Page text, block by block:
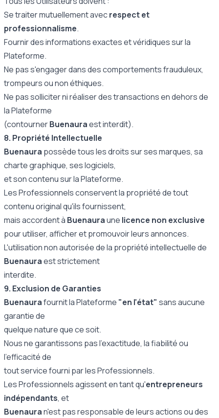
Se traiter mutuellement avecrespect et
professionnalisme.
Fournir des informations exactes et véridiques sur la
Plateforme.
Ne pas s'engager dans des comportements frauduleux,
trompeurs ou non éthiques.
Ne pas solliciter ni réaliser des transactions en dehors de
la Plateforme
(contournerBuenauraest interdit).
8. Propriété Intellectuelle
Buenaura possède tous les droits sur ses marques, sa
charte graphique, ses logiciels,
et son contenu sur la Plateforme.
Les Professionnels conservent la propriété de tout
contenu original qu'ils fournissent,
mais accordent à Buenauraune licence non exclusive
pour utiliser, afficher et promouvoir leurs annonces.
L'utilisation non autorisée de la propriété intellectuelle de
Buenauraest strictement
interdite.
9. Exclusion de Garanties
Buenaurafournit la Plateforme "en l'état" sans aucune
garantie de
quelque nature que ce soit.
Nous ne garantissons pas l'exactitude, la fiabilité ou
l'efficacité de
tout service fourni par les Professionnels.
Les Professionnels agissent en tant qu'entrepreneurs
indépendants, et
Buenauran'est pas responsable de leurs actions ou des